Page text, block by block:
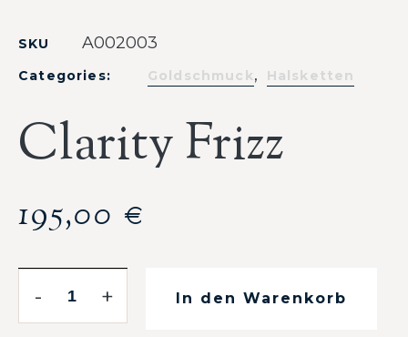
SKU A002003
Categories: Goldschmuck, Halsketten
Clarity Frizz
195,00 €
- + In den Warenkorb